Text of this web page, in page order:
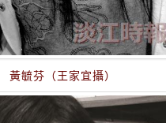
黃毓芬（王家宜攝）